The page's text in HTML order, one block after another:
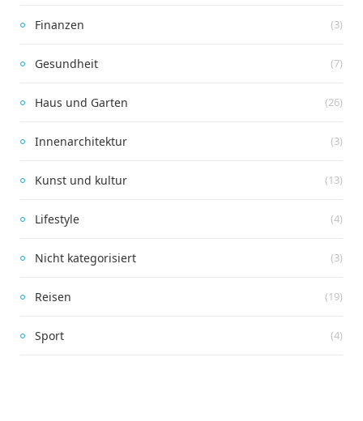
Finanzen (3)
Gesundheit (7)
Haus und Garten (26)
Innenarchitektur (3)
Kunst und kultur (13)
Lifestyle (4)
Nicht kategorisiert (3)
Reisen (19)
Sport (4)